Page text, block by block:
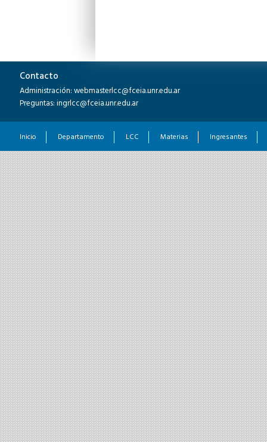
Contacto
Administración: webmasterlcc@fceia.unr.edu.ar
Preguntas: ingrlcc@fceia.unr.edu.ar
Inicio Departamento LCC Materias Ingresantes